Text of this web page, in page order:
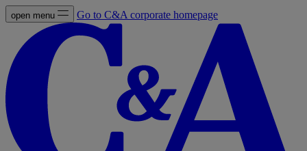
open menu Go to C&A corporate homepage